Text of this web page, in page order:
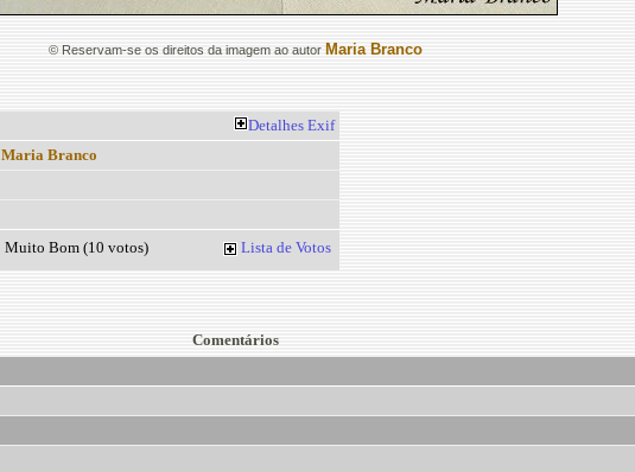
© Reservam-se os direitos da imagem ao autor Maria Branco
Detalhes Exif
Maria Branco
Muito Bom (10 votos) Lista de Votos
Comentários